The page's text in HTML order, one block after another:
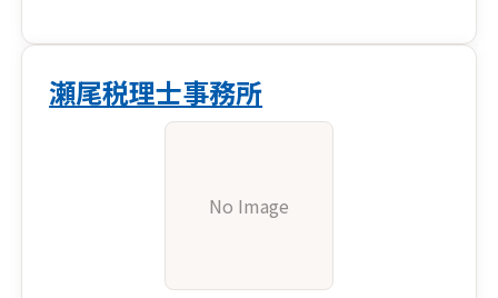
瀬尾税理士事務所
No Image